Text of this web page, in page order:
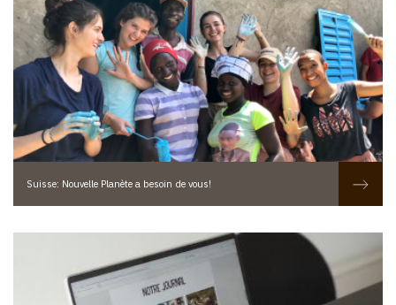
Suisse: Nouvelle Planète a besoin de vous!